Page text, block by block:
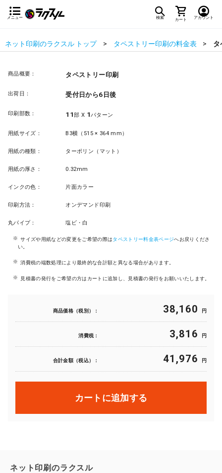
メニュー 検索 カート アカウント
ネット印刷のラクスル トップ タペストリー印刷の料金表 タ
商品概要： タペストリー印刷
出荷日： 受付日から6日後
印刷部数： 11部 X 1パターン
用紙サイズ： B3横（515 × 364 mm）
用紙の種類： ターポリン（マット）
用紙の厚さ： 0.32mm
インクの色： 片面カラー
印刷方法： オンデマンド印刷
丸パイプ： 塩ビ・白
サイズや用紙などの変更をご希望の際はタペストリー料金表ページへお戻りくださ
い。
消費税の端数処理により最終的な合計額と異なる場合があります。
見積書の発行をご希望の方はカートに追加し、見積書の発行をお願いいたします。
商品価格（税別）： 38,160 円
消費税： 3,816 円
合計金額（税込）： 41,976 円
カートに追加する
ネット印刷のラクスル